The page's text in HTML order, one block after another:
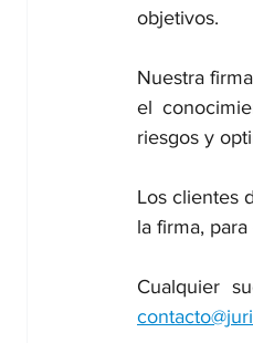
objetivos.
Nuestra
el
riesgos y
Los clientes
la firma,